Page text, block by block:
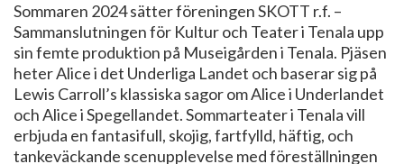
Sommaren 2024 sätter föreningen SKOTT r.f. –
Sammanslutningen för Kultur och Teater i Tenala upp
sin femte produktion på Museigården i Tenala. Pjäsen
heter Alice i det Underliga Landet och baserar sig på
Lewis Carroll’s klassiska sagor om Alice i Underlandet
och Alice i Spegellandet. Sommarteater i Tenala vill
erbjuda en fantasifull, skojig, fartfylld, häftig, och
tankeväckande scenupplevelse med föreställningen